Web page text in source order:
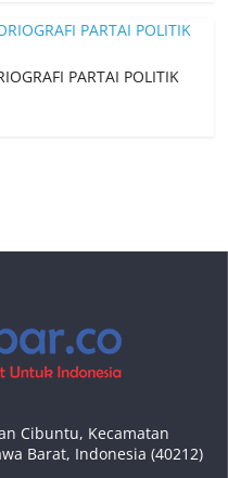
PARTAI POLITIK
Cibuntu, Kecamatan
Barat, Indonesia (40212)